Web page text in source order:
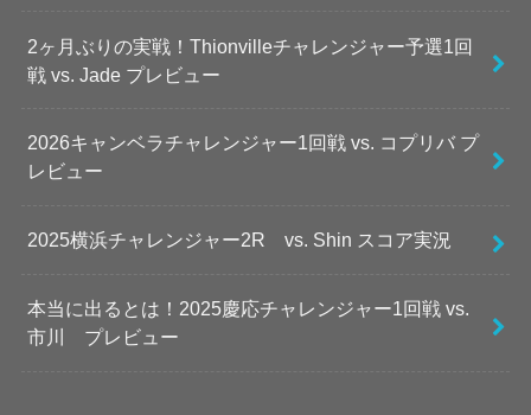
2ヶ月ぶりの実戦！Thionvilleチャレンジャー予選1回
戦 vs. Jade プレビュー
2026キャンベラチャレンジャー1回戦 vs. コプリバ プ
レビュー
2025横浜チャレンジャー2R vs. Shin スコア実況
本当に出るとは！2025慶応チャレンジャー1回戦 vs.
市川 プレビュー